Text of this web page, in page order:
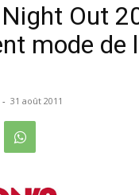
Night Out
mode de
- 31 août 2011